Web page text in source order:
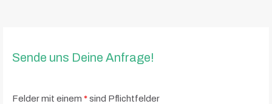
Sende uns Deine Anfrage!
Felder mit einem *sind Pflichtfelder